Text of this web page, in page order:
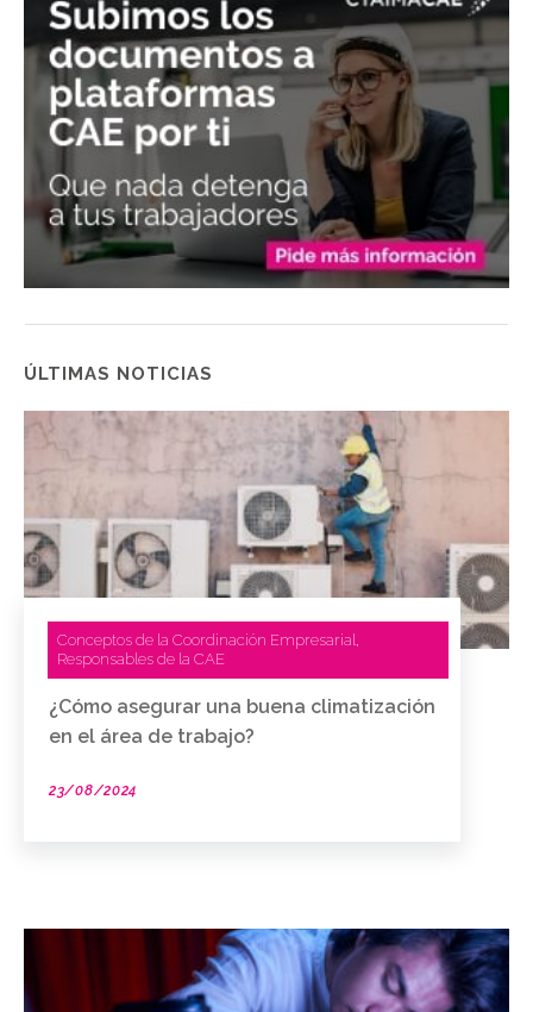
ÚLTIMAS NOTICIAS
Conceptos de la Coordinación Empresarial
Responsables de la CAE
¿Cómo asegurar una buena climatización
en el área de trabajo?
23/08/2024